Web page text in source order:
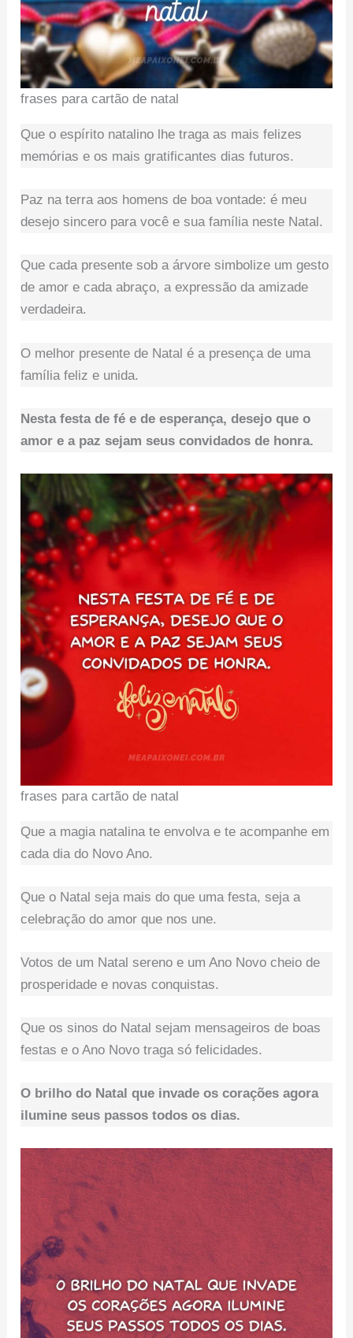
frases para cartão de natal
Que o espírito natalino lhe traga as mais felizes
memórias e os mais gratificantes dias futuros.
Paz na terra aos homens de boa vontade: é meu
desejo sincero para você e sua família neste Natal.
Que cada presente sob a árvore simbolize um gesto
de amor e cada abraço, a expressão da amizade
verdadeira.
O melhor presente de Natal é a presença de uma
família feliz e unida.
Nesta festa de fé e de esperança, desejo que o
amor e a paz sejam seus convidados de honra.
frases para cartão de natal
Que a magia natalina te envolva e te acompanhe em
cada dia do Novo Ano.
Que o Natal seja mais do que uma festa, seja a
celebração do amor que nos une.
Votos de um Natal sereno e um Ano Novo cheio de
prosperidade e novas conquistas.
Que os sinos do Natal sejam mensageiros de boas
festas e o Ano Novo traga só felicidades.
O brilho do Natal que invade os corações agora
ilumine seus passos todos os dias.